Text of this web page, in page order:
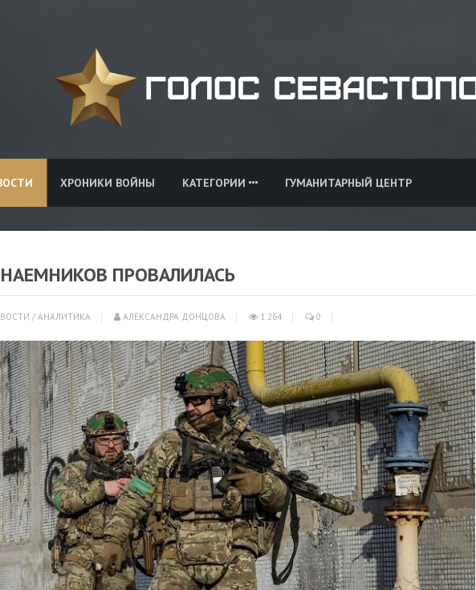
ХРОНИКИ ВОЙНЫ КАТЕГОРИИ ГУМАНИТАРНЫЙ ЦЕНТР
ПРОВАЛИЛАСЬ
/ АНАЛИТИКА АЛЕКСАНДРА ДОНЦОВА 1 264 0